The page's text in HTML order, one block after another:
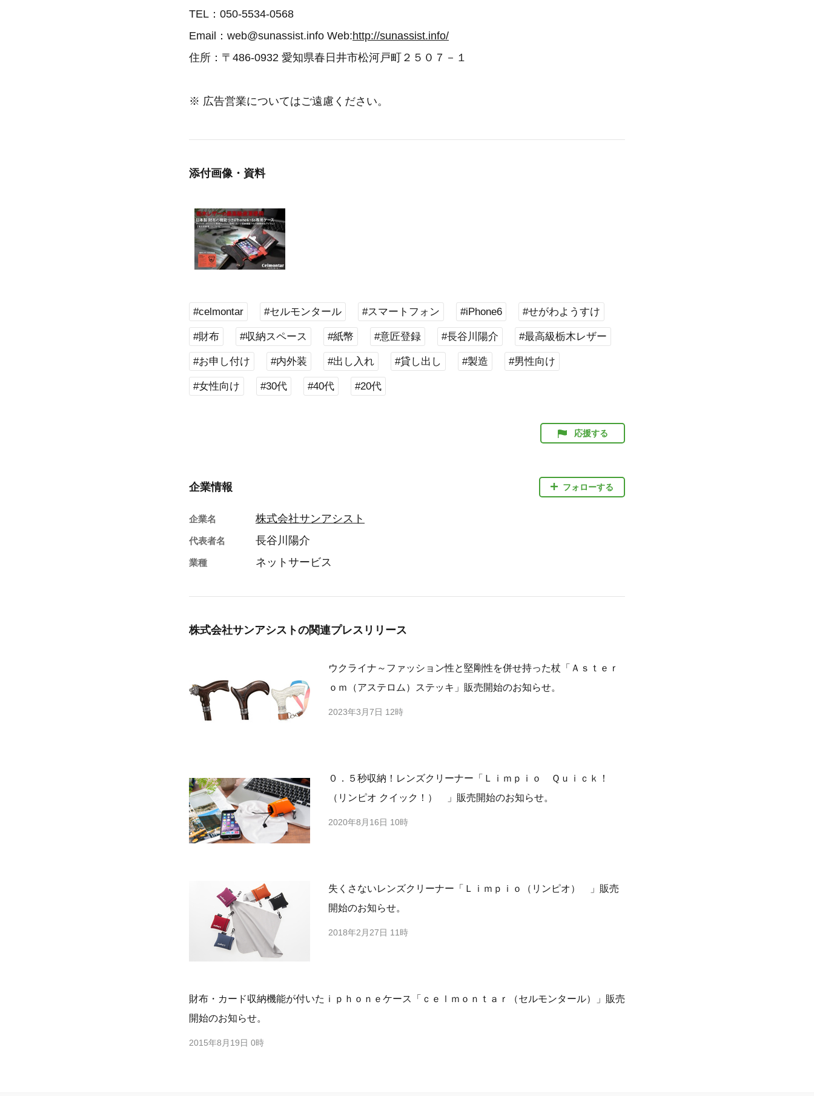
TEL：050-5534-0568
Email：web@sunassist.info Web:http://sunassist.info/
住所：〒486-0932 愛知県春日井市松河戸町２５０７－１
※ 広告営業についてはご遠慮ください。
添付画像・資料
#celmontar #セルモンタール #スマートフォン #iPhone6 #せがわようすけ
#財布 #収納スペース #紙幣 #意匠登録 #長谷川陽介 #最高級栃木レザー
#お申し付け #内外装 #出し入れ #貸し出し #製造 #男性向け
#女性向け #30代 #40代 #20代
応援する
企業情報 フォローする
企業名 株式会社サンアシスト
代表者名 長谷川陽介
業種 ネットサービス
株式会社サンアシストの関連プレスリリース
ウクライナ～ファッション性と堅剛性を併せ持った杖「Ａｓｔｅｒ
ｏｍ（アステロム）ステッキ」販売開始のお知らせ。
2023年3月7日 12時
０．５秒収納！レンズクリーナー「Ｌｉｍｐｉｏ Ｑｕｉｃｋ！
（リンピオ クイック！） 」販売開始のお知らせ。
2020年8月16日 10時
失くさないレンズクリーナー「Ｌｉｍｐｉｏ（リンピオ） 」販売
開始のお知らせ。
2018年2月27日 11時
財布・カード収納機能が付いたｉｐｈｏｎｅケース「ｃｅｌｍｏｎｔａｒ（セルモンタール）」販売
開始のお知らせ。
2015年8月19日 0時